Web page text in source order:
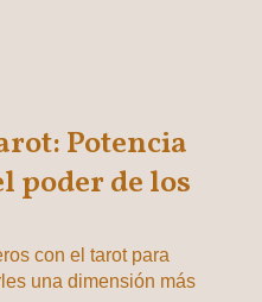
Potencia
poder de los
con el tarot para
una dimensión más